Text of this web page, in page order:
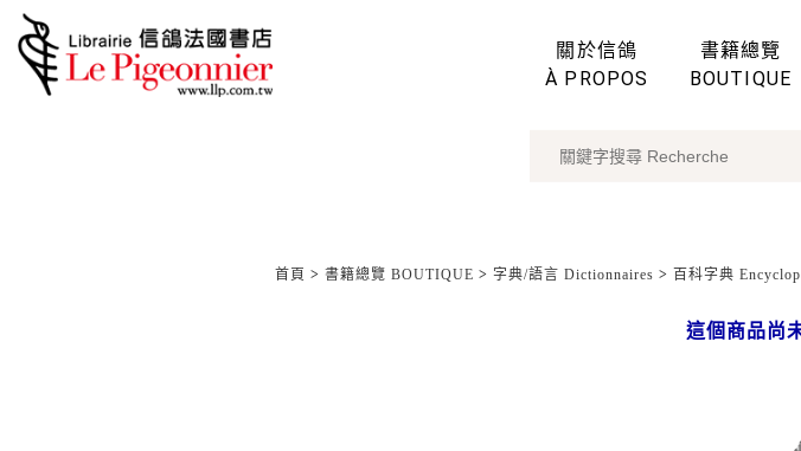
關於信鴿
À PROPOS
書籍總覽
BOUTIQUE
首頁 > 書籍總覽 BOUTIQUE > 字典/語言 Dictionnaires > 百科字典
這個商品尚